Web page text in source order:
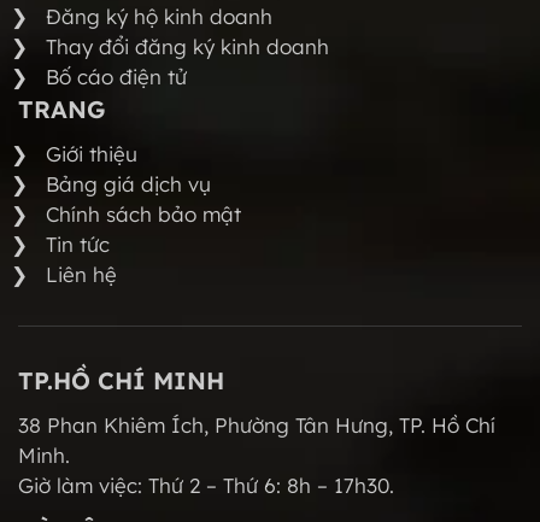
Đăng ký hộ kinh doanh
Thay đổi đăng ký kinh doanh
Bố cáo điện tử
TRANG
Giới thiệu
Bảng giá dịch vụ
Chính sách bảo mật
Tin tức
Liên hệ
TP.HỒ CHÍ MINH
38 Phan Khiêm Ích, Phường Tân Hưng, TP. Hồ Chí
Minh.
Giờ làm việc: Thứ 2 – Thứ 6: 8h – 17h30.